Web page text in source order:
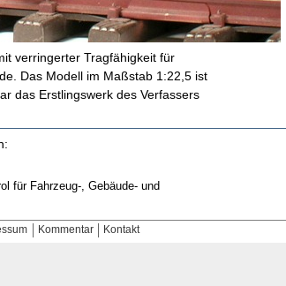
verringerter Tragfähigkeit für
Das Modell im Maßstab 1 :22,5 ist
das Erstlingswerk des Verfassers
für Fahrzeug-, Gebäude- und
Kommentar Kontakt